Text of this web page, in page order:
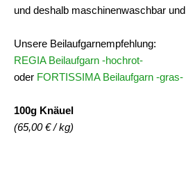
und deshalb maschinenwaschbar und
Unsere Beilaufgarnempfehlung:
REGIA Beilaufgarn -hochrot-
oder FORTISSIMA Beilaufgarn -gras-
100g Knäuel
(65,00 € / kg)